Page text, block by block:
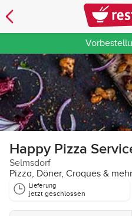
Happy Pizza
Selmsdorf
Pizza, Döner, Croques & mehr
Lieferung
jetzt geschlossen